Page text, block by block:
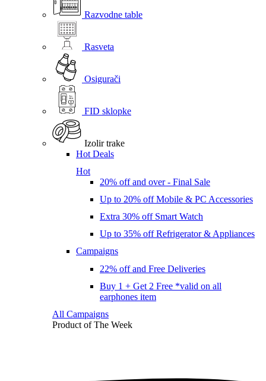
Razvodne table
Rasveta
Osigurači
FID sklopke
Izolir trake
Hot Deals
Hot
20% off and over - Final Sale
Up to 20% off Mobile & PC Accessories
Extra 30% off Smart Watch
Up to 35% off Refrigerator & Appliances
Campaigns
22% off and Free Deliveries
Buy 1 + Get 2 Free *valid on all
earphones item
All Campaigns
Product of The Week